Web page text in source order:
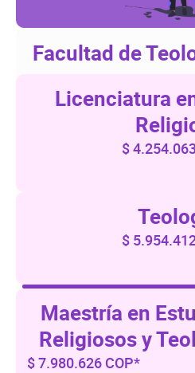
Facultad de
Licenciatura
$
$
Maestría en
Religiosos y
$ 7.980.626 COP*